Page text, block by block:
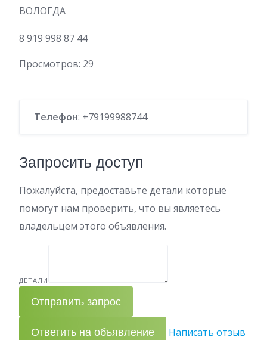
ВОЛОГДА
8 919 998 87 44
Просмотров: 29
Телефон: +79199988744
Запросить доступ
Пожалуйста, предоставьте детали которые
помогут нам проверить, что вы являетесь
владельцем этого объявления.
ДЕТАЛИ
Отправить запрос
Ответить на объявление
Написать отзыв